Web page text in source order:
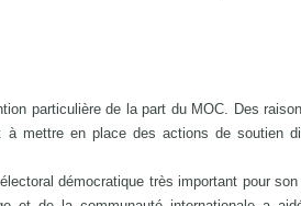
particulière de la part du MOC. Des
mettre en place des actions de soutien
démocratique très important pour